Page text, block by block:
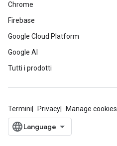
Chrome
Firebase
Google Cloud Platform
Google AI
Tutti i prodotti
Termini Privacy Manage cookies